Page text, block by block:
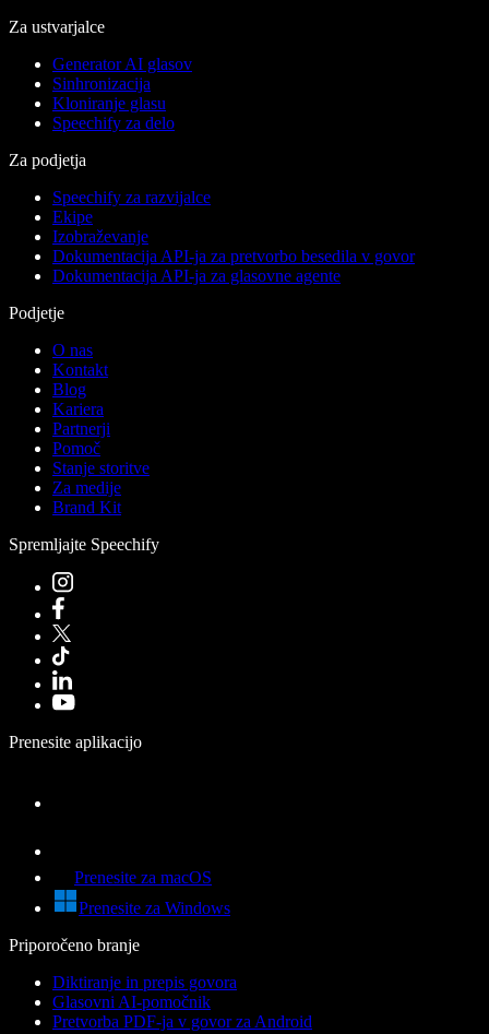
Za ustvarjalce
Generator AI glasov
Sinhronizacija
Kloniranje glasu
Speechify za delo
Za podjetja
Speechify za razvijalce
Ekipe
Izobraževanje
Dokumentacija API-ja za pretvorbo besedila v govor
Dokumentacija API-ja za glasovne agente
Podjetje
O nas
Kontakt
Blog
Kariera
Partnerji
Pomoč
Stanje storitve
Za medije
Brand Kit
Spremljajte Speechify
Prenesite aplikacijo
Prenesite za macOS
Prenesite za Windows
Priporočeno branje
Diktiranje in prepis govora
Glasovni AI-pomočnik
Pretvorba PDF-ja v govor za Android